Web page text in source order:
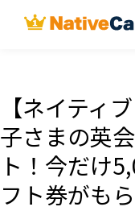
【ネイティ
子さまの英
ト！今だけ
フト券がも